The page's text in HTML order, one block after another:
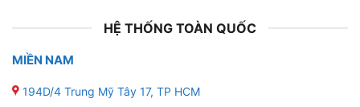
HỆ THỐNG TOÀN QUỐC
MIỀN NAM
194D/4 Trung Mỹ Tây 17, TP HCM